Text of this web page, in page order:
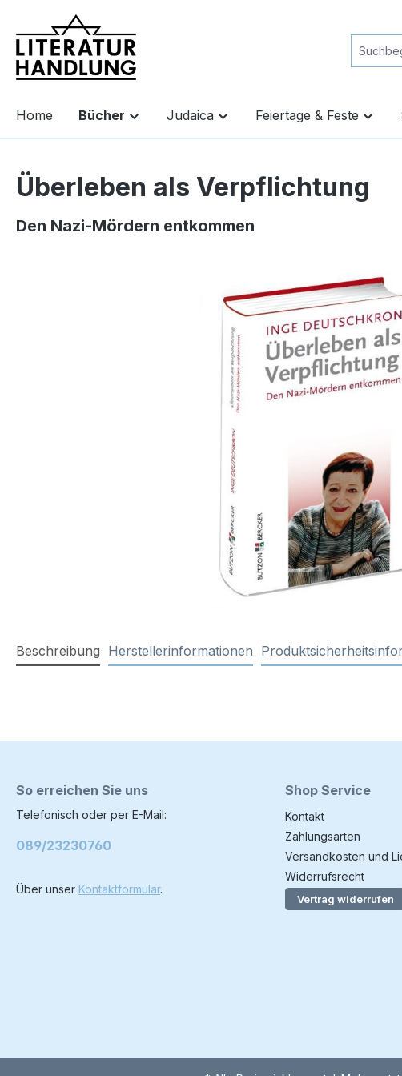
Zur Hauptnavigation springen
Home Bücher Judaica Feiertage & Feste
Überleben als Verpflichtung
Den Nazi-Mördern entkommen
Beschreibung Herstellerinformationen
So erreichen Sie uns
Telefonisch oder per E-Mail:
089/23230760
Über unser Kontaktformular.
Shop Service
Kontakt
Zahlungsarten
Versandkosten und
Widerrufsrecht
Vertrag widerrufen